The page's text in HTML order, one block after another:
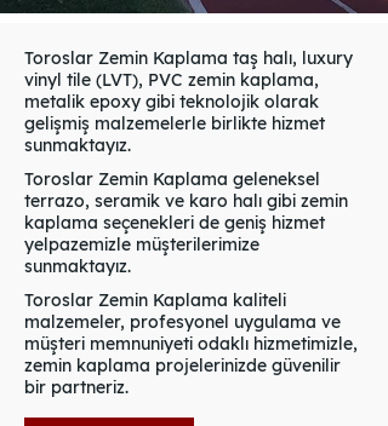
Toroslar Zemin Kaplama taş halı, luxury
vinyl tile (LVT), PVC zemin kaplama,
metalik epoxy gibi teknolojik olarak
gelişmiş malzemelerle birlikte hizmet
sunmaktayız.
Toroslar Zemin Kaplama geleneksel
terrazo, seramik ve karo halı gibi zemin
kaplama seçenekleri de geniş hizmet
yelpazemizle müşterilerimize
sunmaktayız.
Toroslar Zemin Kaplama kaliteli
malzemeler, profesyonel uygulama ve
müşteri memnuniyeti odaklı hizmetimizle,
zemin kaplama projelerinizde güvenilir
bir partneriz.